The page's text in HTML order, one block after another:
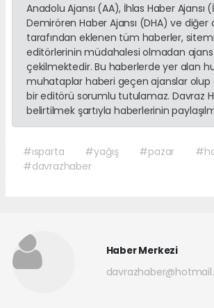
Anadolu Ajansı (AA), İhlas Haber Ajansı
Demirören Haber Ajansı (DHA) ve diğer
tarafından eklenen tüm haberler,
editörlerinin müdahalesi olmadan ajans
çekilmektedir. Bu haberlerde yer alan
muhataplar haberi geçen ajanslar olup
bir editörü sorumlu tutulamaz. Davraz
belirtilmek şartıyla haberlerinin
#ısparta #yağış #pazar
#davrazhaber
Haber Merkezi